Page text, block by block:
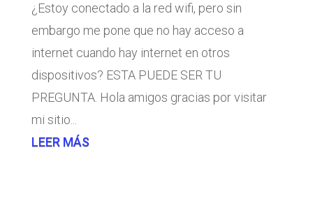
¿Estoy conectado a la red wifi, pero sin
embargo me pone que no hay acceso a
internet cuando hay internet en otros
dispositivos? ESTA PUEDE SER TU
PREGUNTA. Hola amigos gracias por visitar
mi sitio...
LEER MÁS